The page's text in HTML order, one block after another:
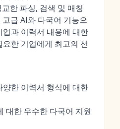
한 파싱, 검색 및 매칭
급 AI와 다국어 기능으
과 이력서 내용에 대한
한 기업에게 최고의 선
한 이력서 형식에 대한
대한 우수한 다국어 지원